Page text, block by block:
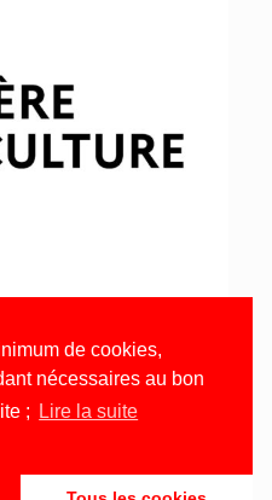
de cookies,
nécessaires au bon
;
Lire la suite